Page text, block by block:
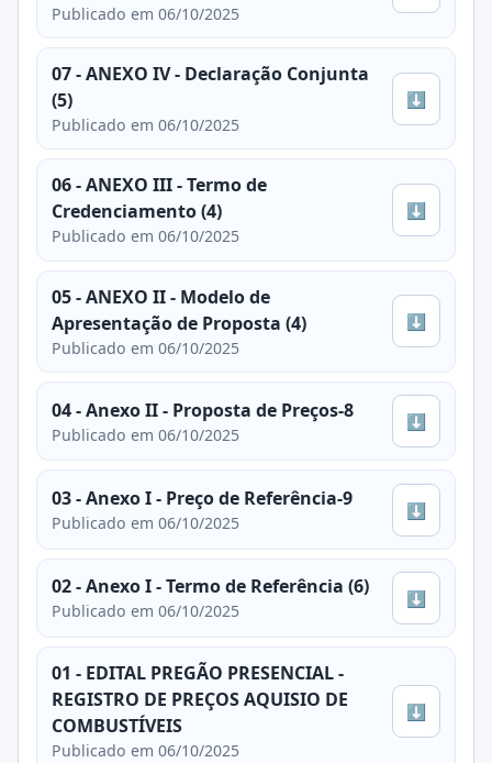
Publicado em 06/10/2025
07 - ANEXO IV - Declaração Conjunta
(5)
Publicado em 06/10/2025
⬇
06 - ANEXO III - Termo de
Credenciamento (4)
Publicado em 06/10/2025
⬇
05 - ANEXO II - Modelo de
Apresentação de Proposta (4)
Publicado em 06/10/2025
⬇
04 - Anexo II - Proposta de Preços-8
Publicado em 06/10/2025
⬇
03 - Anexo I - Preço de Referência-9
Publicado em 06/10/2025
⬇
02 - Anexo I - Termo de Referência (6)
Publicado em 06/10/2025
⬇
01 - EDITAL PREGÃO PRESENCIAL -
REGISTRO DE PREÇOS AQUISIO DE
COMBUSTÍVEIS
Publicado em 06/10/2025
⬇